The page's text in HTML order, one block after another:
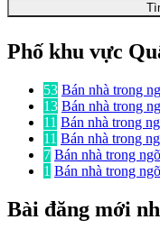
Phố khu vực
53 Bán nhà trong
13 Bán nhà trong
11 Bán nhà trong
11 Bán nhà trong
7 Bán nhà trong
1 Bán nhà trong
Bài đăng mới